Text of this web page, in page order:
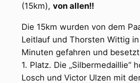
(15km), von allen!!
Die 15km wurden von dem
Leitlauf und Thorsten Wittig
Minuten gefahren und
1. Platz. Die „Silbermedaillie“
Losch und Victor Ulzen mit